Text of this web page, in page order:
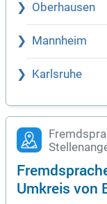
Oberhausen
Mannheim
Karlsruhe
Umkreis von